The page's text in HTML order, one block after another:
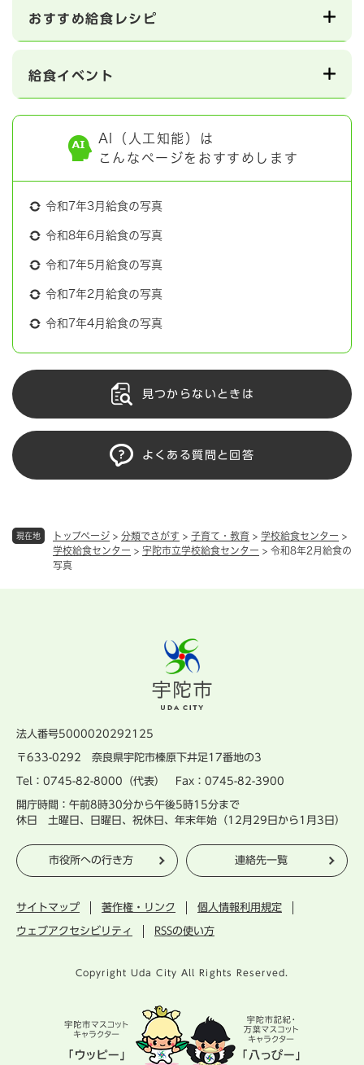
現在地 トップページ > 分類でさがす > 子育て・教育 > 学校給食センター >
学校給食センター > 宇陀市立学校給食センター > 令和8年2月給食の
写真
おすすめ給食レシピ
給食イベント
AI（人工知能）は
こんなページをおすすめします
令和7年3月給食の写真
令和8年6月給食の写真
令和7年5月給食の写真
令和7年2月給食の写真
令和7年4月給食の写真
見つからないときは
よくある質問と回答
法人番号5000020292125
〒633-0292 奈良県宇陀市榛原下井足17番地の3
Tel：0745-82-8000（代表） Fax：0745-82-3900
開庁時間：午前8時30分から午後5時15分まで
休日 土曜日、日曜日、祝休日、年末年始（12月29日から1月3日）
市役所への行き方 連絡先一覧
サイトマップ 著作権・リンク 個人情報利用規定
ウェブアクセシビリティ RSSの使い方
Copyright Uda City All Rights Reserved.